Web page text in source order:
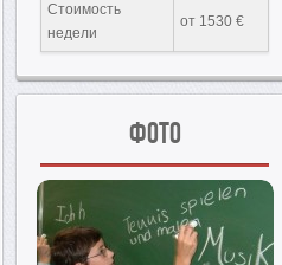
Стоимость
недели
от 1530 €
Фото